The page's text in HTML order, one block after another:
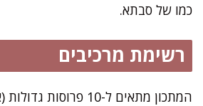
כמו של סבתא.
רשימת מרכיבים